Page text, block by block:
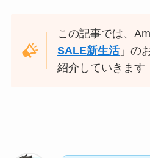
この記事では、
SALE新生活」の
紹介していきます